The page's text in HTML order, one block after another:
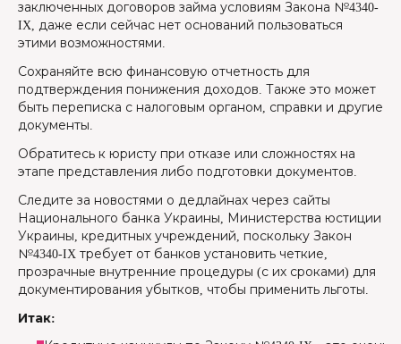
заключенных договоров займа условиям Закона №4340-
IX, даже если сейчас нет оснований пользоваться
этими возможностями.
Сохраняйте всю финансовую отчетность для
подтверждения понижения доходов. Также это может
быть переписка с налоговым органом, справки и другие
документы.
Обратитесь к юристу при отказе или сложностях на
этапе представления либо подготовки документов.
Следите за новостями о дедлайнах через сайты
Национального банка Украины, Министерства юстиции
Украины, кредитных учреждений, поскольку Закон
№4340-IX требует от банков установить четкие,
прозрачные внутренние процедуры (с их сроками) для
документирования убытков, чтобы применить льготы.
Итак: